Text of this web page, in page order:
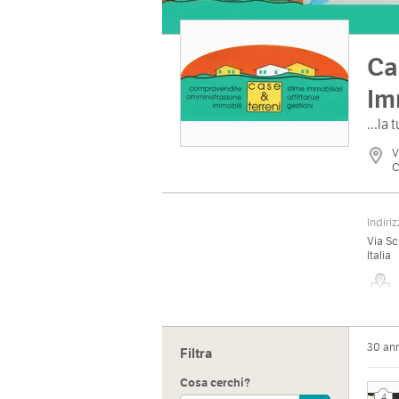
...la
Via
Italia
Sito
http://
Filtra
Cosa cerchi?
30